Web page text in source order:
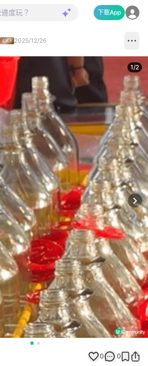
下載App
2025/12/26
1/2
0 0